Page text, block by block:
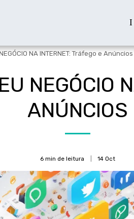
NA INTERNET: Tráfego e Anúncios
NEGÓCIO
ANÚNCIOS
6 min de leitura 14Oct